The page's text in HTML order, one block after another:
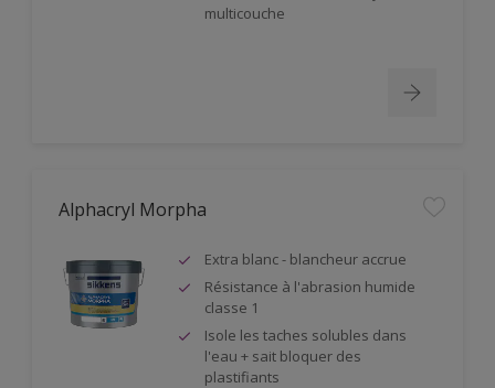
multicouche
Alphacryl Morpha
Extra blanc - blancheur accrue
Résistance à l'abrasion humide
classe 1
Isole les taches solubles dans
l'eau + sait bloquer des
plastifiants